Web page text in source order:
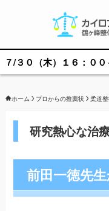
（木）１６：００～ご
ホーム プロからの推薦状 柔道
研究熱心な治
前田一徳先